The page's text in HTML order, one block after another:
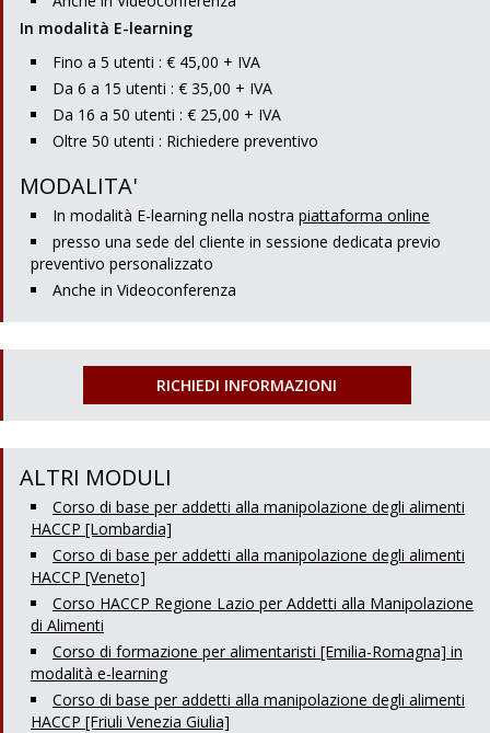
In modalità E-learning
Fino a 5 utenti : € 45,00 + IVA
Da 6 a 15 utenti : € 35,00 + IVA
Da 16 a 50 utenti : € 25,00 + IVA
Oltre 50 utenti : Richiedere preventivo
MODALITA'
In modalità E-learning nella nostra piattaforma online
presso una sede del cliente in sessione dedicata previo
preventivo personalizzato
Anche in Videoconferenza
RICHIEDI INFORMAZIONI
ALTRI MODULI
Corso di base per addetti alla manipolazione degli alimenti
HACCP [Lombardia]
Corso di base per addetti alla manipolazione degli alimenti
HACCP [Veneto]
Corso HACCP Regione Lazio per Addetti alla Manipolazione
di Alimenti
Corso di formazione per alimentaristi [Emilia-Romagna] in
modalità e-learning
Corso di base per addetti alla manipolazione degli alimenti
HACCP [Friuli Venezia Giulia]